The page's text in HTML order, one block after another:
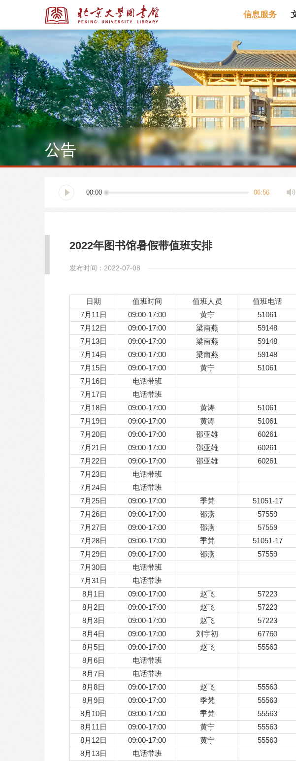
全部资源
全部资源 馆藏目录 论文、
多媒体资源 机构知识库 馆
信息服务
公告
00:00 06:56
2022年图书馆暑假带值班安排
发布时间：2022-07-08
日期 值班时间 值班人员 值班电话
7月11日
09:00-17:00 黄宁 51061
7月12日
09:00-17:00 梁南燕 59148
7月13日
09:00-17:00 梁南燕 59148
7月14日
09:00-17:00 梁南燕 59148
7月15日
09:00-17:00 黄宁 51061
7月16日
电话带班
7月17日
电话带班
7月18日
09:00-17:00 黄涛 51061
7月19日
09:00-17:00 黄涛 51061
7月20日
09:00-17:00 邵亚雄 60261
7月21日
09:00-17:00 邵亚雄 60261
7月22日
09:00-17:00 邵亚雄 60261
7月23日
电话带班
7月24日
电话带班
7月25日
09:00-17:00 季梵 51051-17
7月26日
09:00-17:00 邵燕 57559
7月27日
09:00-17:00 邵燕 57559
7月28日
09:00-17:00 季梵 51051-17
7月29日
09:00-17:00 邵燕 57559
7月30日
电话带班
7月31日
电话带班
8月1日
09:00-17:00 赵飞 57223
8月2日
09:00-17:00 赵飞 57223
8月3日
09:00-17:00 赵飞 57223
8月4日
09:00-17:00 刘宇初 67760
8月5日
09:00-17:00 赵飞 55563
8月6日
电话带班
8月7日
电话带班
8月8日
09:00-17:00 赵飞 55563
8月9日
09:00-17:00 季梵 55563
8月10日
09:00-17:00 季梵 55563
8月11日
09:00-17:00 黄宁 55563
8月12日
09:00-17:00 黄宁 55563
8月13日
电话带班